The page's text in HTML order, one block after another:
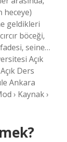
heceye)
geldikleri
böceği,
seine…
Açık
Ders
Ankara
› Kaynak ›